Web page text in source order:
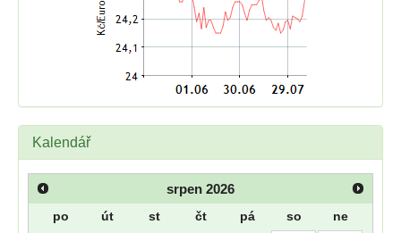
Kalendář
srpen 2026
po út st čt pá so ne